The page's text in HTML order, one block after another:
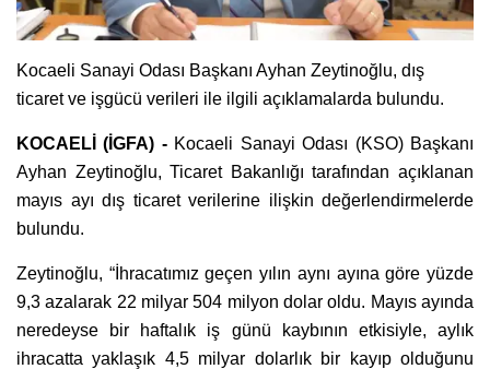
Kocaeli Sanayi Odası Başkanı Ayhan Zeytinoğlu, dış
ticaret ve işgücü verileri ile ilgili açıklamalarda bulundu.
KOCAELİ (İGFA) - Kocaeli Sanayi Odası (KSO) Başkanı
Ayhan Zeytinoğlu, Ticaret Bakanlığı tarafından açıklanan
mayıs ayı dış ticaret verilerine ilişkin değerlendirmelerde
bulundu.
Zeytinoğlu, “İhracatımız geçen yılın aynı ayına göre yüzde
9,3 azalarak 22 milyar 504 milyon dolar oldu. Mayıs ayında
neredeyse bir haftalık iş günü kaybının etkisiyle, aylık
ihracatta yaklaşık 4,5 milyar dolarlık bir kayıp olduğunu